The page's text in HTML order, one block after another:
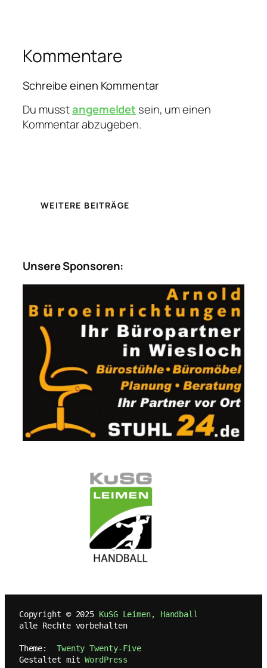
Kommentare
Schreibe einen Kommentar
Du musstangemeldet sein, um einen
Kommentar abzugeben.
WEITERE BEITRÄGE
Unsere Sponsoren:
   Copyright © 2025
KuSG Leimen, Handball
   alle Rechte vorbehalten
   Theme:
Twenty Twenty-Five
   Gestaltet mit
WordPress